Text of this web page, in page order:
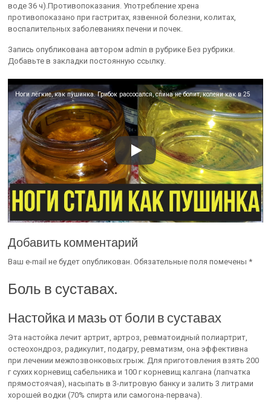
воде 36 ч).Противопоказания. Употребление хрена
противопоказано при гастритах, язвенной болезни, колитах,
воспалительных заболеваниях печени и почек.
Запись опубликована автором admin в рубрике Без рубрики.
Добавьте в закладки постоянную ссылку.
Ноги лёгкие, как пушинка. Грибок рассосался, спина не болит, колени как в 25
Добавить комментарий
Ваш e-mail не будет опубликован. Обязательные поля помечены *
Боль в суставах.
Настойка и мазь от боли в суставах
Эта настойка лечит артрит, артроз, ревматоидный полиартрит,
остеохондроз, радикулит, подагру, ревматизм, она эффективна
при лечении межпозвонковых грыж. Для приготовления взять 200
г сухих корневищ сабельника и 100 г корневищ калгана (лапчатка
прямостоячая), насыпать в 3-литровую банку и залить 3 литрами
хорошей водки (70% спирта или самогона-первача).